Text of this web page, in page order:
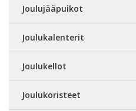
Joulujääpuikot
Joulukalenterit
Joulukellot
Joulukoristeet